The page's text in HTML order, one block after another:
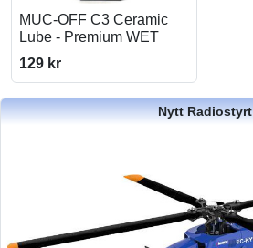
MUC-OFF C3 Ceramic
Lube - Premium WET
129 kr
Nytt Radiostyrt